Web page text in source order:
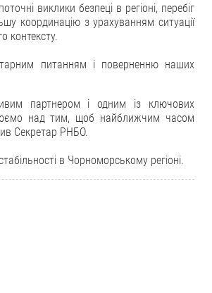
виклики безпеці в регіоні, перебіг
координацію з урахуванням ситуації
контексту.
питанням і поверненню наших
партнером і одним із ключових
над тим, щоб найближчим часом
Секретар РНБО.
в Чорноморському регіоні.